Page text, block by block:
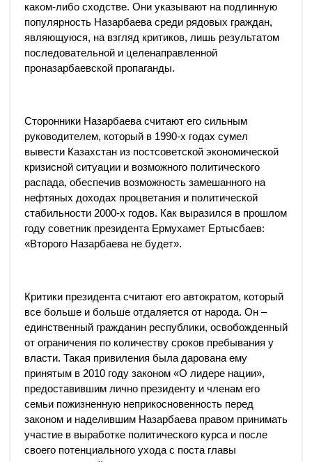
каком-либо сходстве. Они указывают на подлинную
популярность Назарбаева среди рядовых граждан,
являющуюся, на взгляд критиков, лишь результатом
последовательной и целенаправленной
проназарбаевской пропаганды.
Сторонники Назарбаева считают его сильным
руководителем, который в 1990-х годах сумел
вывести Казахстан из постсоветской экономической
кризисной ситуации и возможного политического
распада, обеспечив возможность замешанного на
нефтяных доходах процветания и политической
стабильности 2000-х годов. Как выразился в прошлом
году советник президента Ермухамет Ертысбаев:
«Второго Назарбаева не будет».
Критики президента считают его автократом, который
все больше и больше отдаляется от народа. Он –
единственный гражданин республики, освобожденный
от ограничения по количеству сроков пребывания у
власти. Такая привиления была дарована ему
принятым в 2010 году законом «О лидере нации»,
предоставившим лично президенту и членам его
семьи пожизненную неприкосновенность перед
законом и наделившим Назарбаева правом принимать
участие в выработке политического курса и после
своего потенциального ухода с поста главы